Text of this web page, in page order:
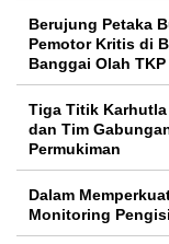
Berujung Petaka
Pemotor Kritis di
Banggai Olah TKP
Tiga Titik
dan Tim
Permukiman
Dalam
Monitoring